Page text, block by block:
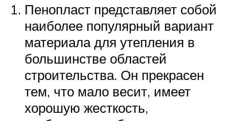
Пенопласт представляет собой
наиболее популярный вариант
материала для утепления в
большинстве областей
строительства. Он прекрасен
тем, что мало весит, имеет
хорошую жесткость,